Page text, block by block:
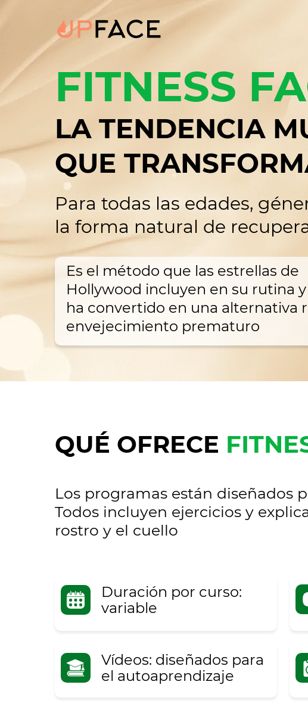
FITNESS
Para todas las edades,
la forma natural de
LA TENDENCIA
QUE
Es el método que las estrellas de
Hollywood incluyen en su rutina
ha convertido en una alternativa
envejecimiento prematuro
QUÉ OFRECE
Los programas están diseñados
Todos incluyen ejercicios y
rostro y el cuello
Duración por curso:
variable
Vídeos: diseñados para
el autoaprendizaje